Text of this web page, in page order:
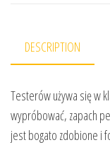
DESCRIPTION
Testerów używa się w
wypróbować, zapach
jest bogato zdobione i